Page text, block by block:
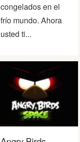
congelados en el
frío mundo. Ahora
usted ti...